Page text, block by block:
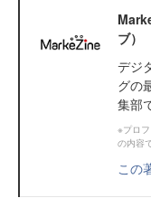
ブ）
デジ
グの
集部
※プロ
の内容
この